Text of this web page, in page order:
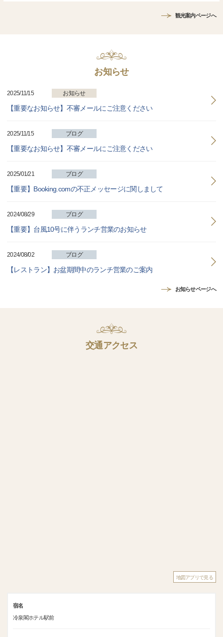
観光案内ページへ
お知らせ
2025/11/15 お知らせ
【重要なお知らせ】不審メールにご注意ください
2025/11/15 ブログ
【重要なお知らせ】不審メールにご注意ください
2025/01/21 ブログ
【重要】Booking.comの不正メッセージに関しまして
2024/08/29 ブログ
【重要】台風10号に伴うランチ営業のお知らせ
2024/08/02 ブログ
【レストラン】お盆期間中のランチ営業のご案内
お知らせページへ
交通アクセス
地図アプリで見る
宿名
冷泉閣ホテル駅前